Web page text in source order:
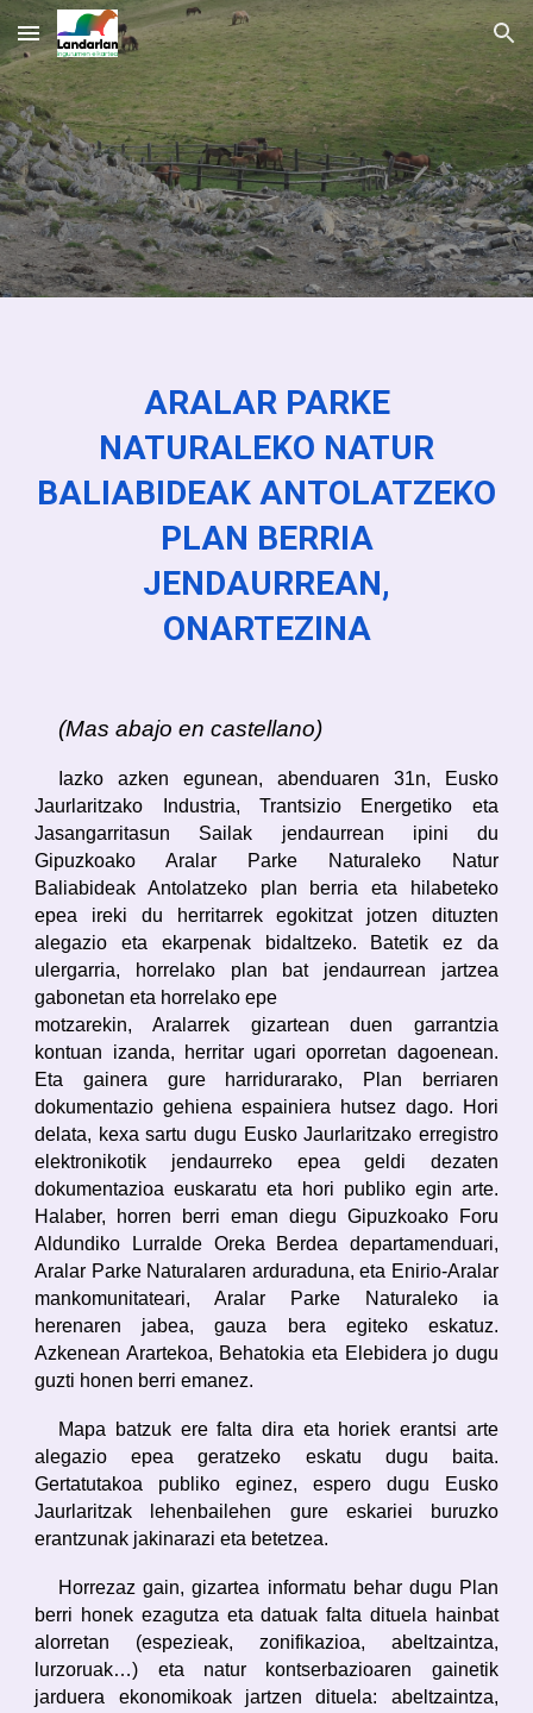
Skip to main content Skip to navigation
ARALAR PARKE
NATURALEKO NATUR
BALIABIDEAK ANTOLATZEKO
PLAN BERRIA
JENDAURREAN,
ONARTEZINA
(Mas abajo en castellano)
Iazko azken egunean, abenduaren 31n, Eusko
Jaurlaritzako Industria, Trantsizio Energetiko eta
Jasangarritasun Sailak jendaurrean ipini du
Gipuzkoako Aralar Parke Naturaleko Natur
Baliabideak Antolatzeko plan berria eta hilabeteko
epea ireki du herritarrek egokitzat jotzen dituzten
alegazio eta ekarpenak bidaltzeko. Batetik ez da
ulergarria, horrelako plan bat jendaurrean jartzea
gabonetan eta horrelako epe
motzarekin, Aralarrek gizartean duen garrantzia
kontuan izanda, herritar ugari oporretan dagoenean.
Eta gainera gure harridurarako, Plan berriaren
dokumentazio gehiena espainiera hutsez dago. Hori
delata, kexa sartu dugu Eusko Jaurlaritzako erregistro
elektronikotik jendaurreko epea geldi dezaten
dokumentazioa euskaratu eta hori publiko egin arte.
Halaber, horren berri eman diegu Gipuzkoako Foru
Aldundiko Lurralde Oreka Berdea departamenduari,
Aralar Parke Naturalaren arduraduna, eta Enirio-Aralar
mankomunitateari, Aralar Parke Naturaleko ia
herenaren jabea, gauza bera egiteko eskatuz.
Azkenean Arartekoa, Behatokia eta Elebidera jo dugu
guzti honen berri emanez.
Mapa batzuk ere falta dira eta horiek erantsi arte
alegazio epea geratzeko eskatu dugu baita.
Gertatutakoa publiko eginez, espero dugu Eusko
Jaurlaritzak lehenbailehen gure eskariei buruzko
erantzunak jakinarazi eta betetzea.
Horrezaz gain, gizartea informatu behar dugu Plan
berri honek ezagutza eta datuak falta dituela hainbat
alorretan (espezieak, zonifikazioa, abeltzaintza,
lurzoruak…) eta natur kontserbazioaren gainetik
jarduera ekonomikoak jartzen dituela: abeltzaintza,